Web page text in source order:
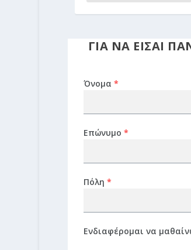
ΓΙΑ ΝΑ ΕΙΣΑΙ
Όνομα *
Επώνυμο *
Πόλη *
Ενδιαφέρομαι να